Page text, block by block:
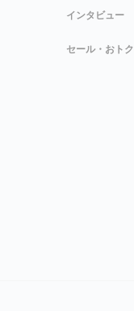
インタビュー
セール・おトク